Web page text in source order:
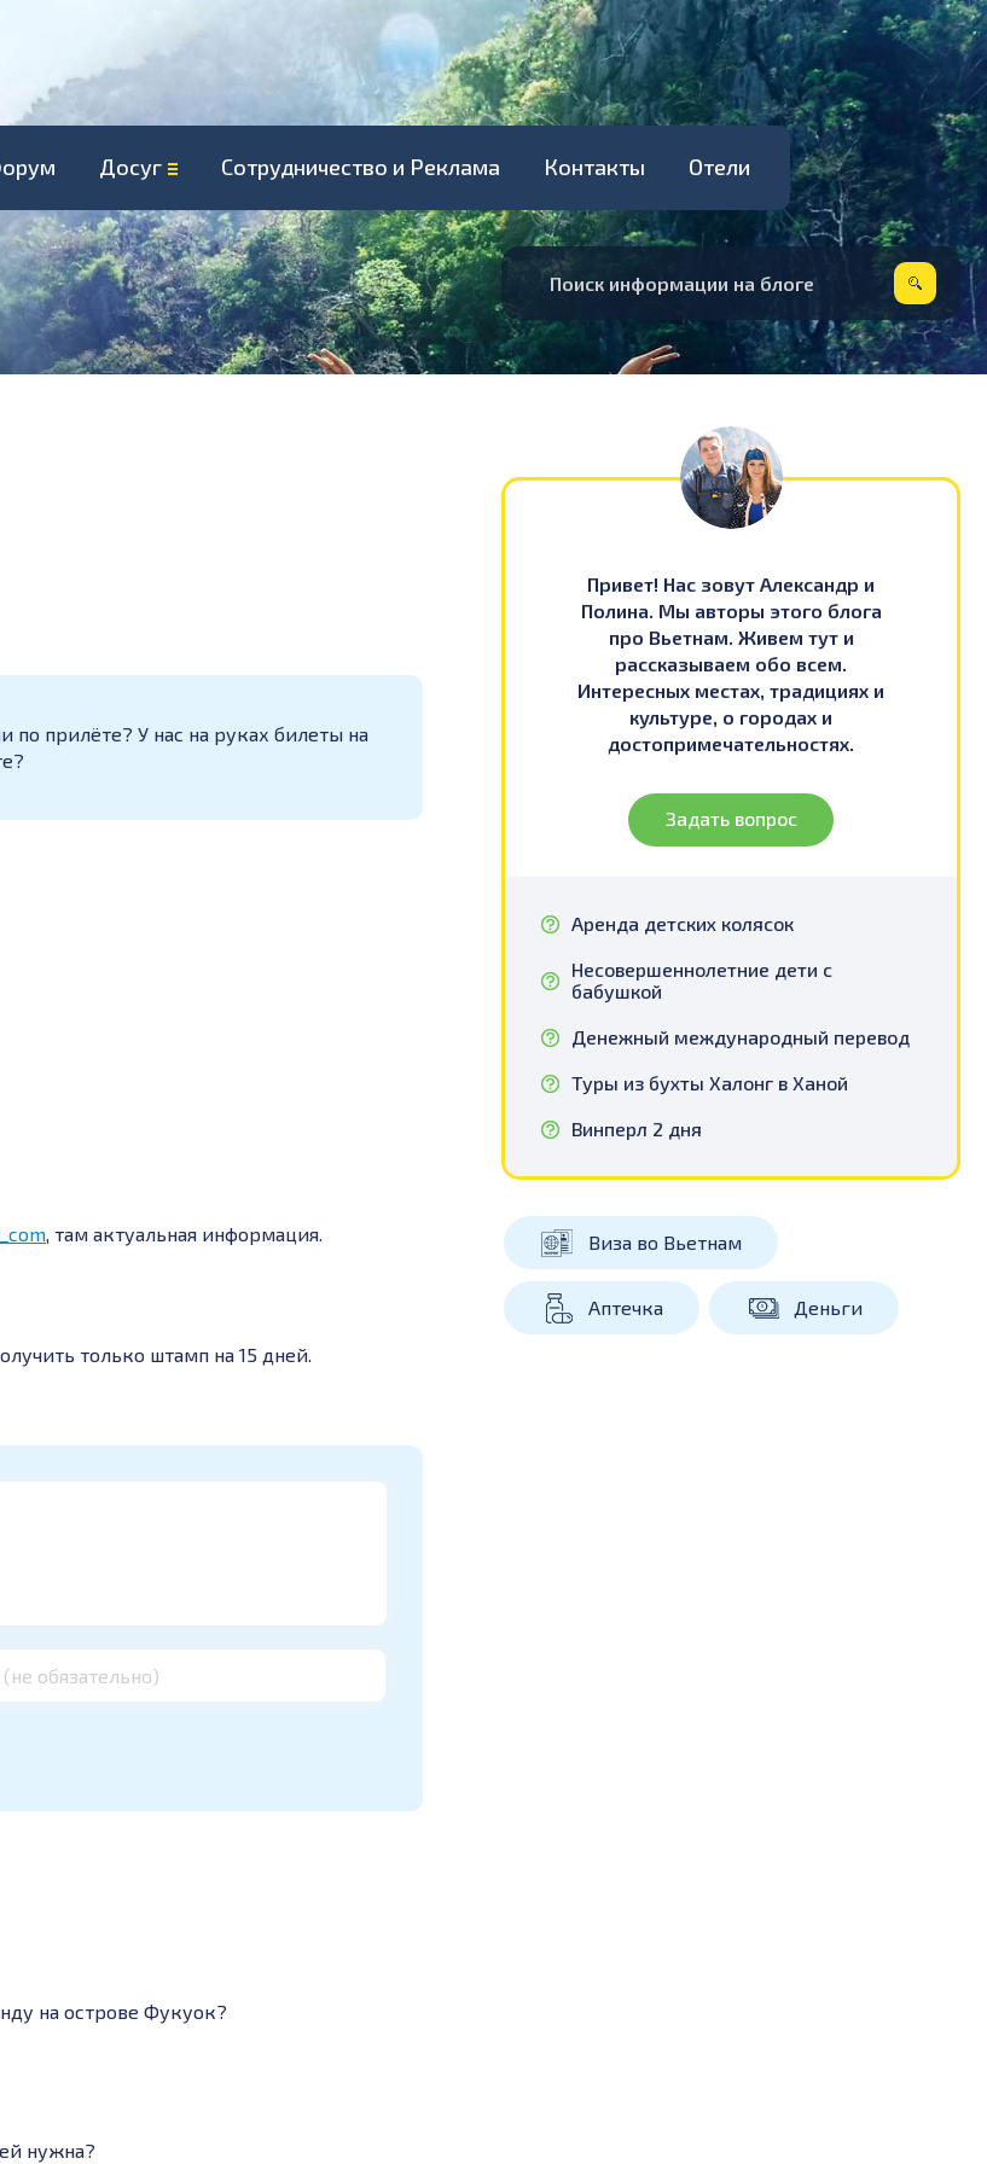
Досуг Сотрудничество и Реклама Контакты Отели
по прилёте? У нас на руках билеты на
, там актуальная информация.
только штамп на 15 дней.
на острове Фукуок?
нужна?
Привет! Нас зовут Александр и
Полина. Мы авторы этого блога
про Вьетнам. Живем тут и
рассказываем обо всем.
Интересных местах, традициях и
культуре, о городах и
достопримечательностях.
Задать вопрос
Аренда детских колясок
Несовершеннолетние дети с
бабушкой
Денежный международный перевод
Туры из бухты Халонг в Ханой
Винперл 2 дня
Виза во Вьетнам
Аптечка Деньги